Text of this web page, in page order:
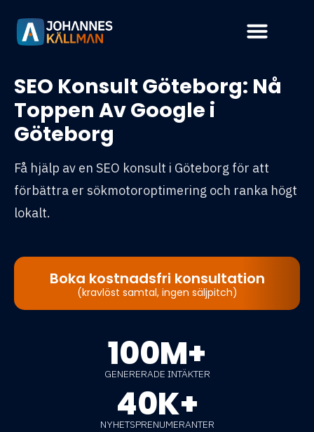
SEO Konsult Göteborg: Nå
Toppen Av Google i
Göteborg
Få hjälp av en SEO konsult i Göteborg för att
förbättra er sökmotoroptimering och ranka högt
lokalt.
Boka kostnadsfri konsultation
(kravlöst samtal, ingen säljpitch)
100M+
GENERERADE INTÄKTER
40K+
NYHETSPRENUMERANTER